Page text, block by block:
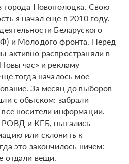
города Новополоцка. Свою
я начал еще в 2010 году.
Беларуского
и Молодого фронта. Перед
активно распространяли в
час» и рекламу
тогда началось мое
За месяц до выборов
с обыском: забрали
носители информации.
и КГБ, пытались
или склонить к
это закончилось ничем:
отдали вещи.